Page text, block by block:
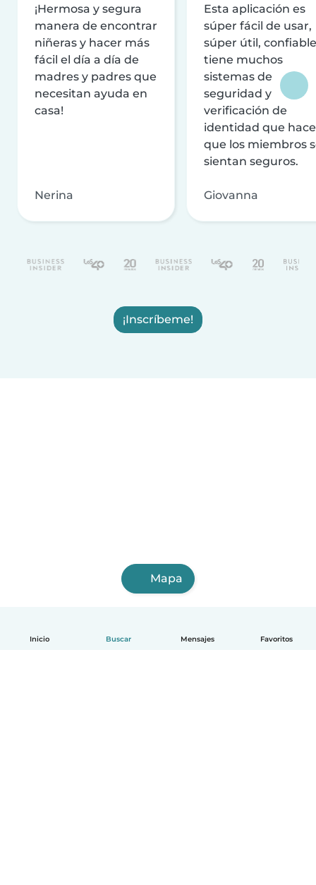
Inicio Buscar Mensajes Favoritos
¡Hermosa y segura
manera de encontrar
niñeras y hacer más
fácil el día a día de
madres y padres que
necesitan ayuda en
casa!
Nerina
Esta aplicación es
súper fácil de usar,
súper útil,
tiene muchos
sistemas de
seguridad y
verificación de
identidad que
que los miembros
sientan seguros.
Giovanna
¡Inscríbeme!
Mapa